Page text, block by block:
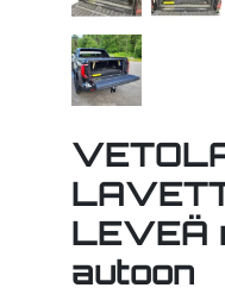
LEVEÄ
autoon